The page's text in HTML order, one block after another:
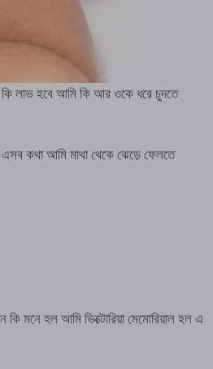
লাভ হবে আমি কি আর ওকে ধরে চুদতে
এসব কথা আমি মাথা থেকে ঝেড়ে ফেলতে
মনে হল আমি ভিক্টোরিয়া মেমোরিয়াল হল এ